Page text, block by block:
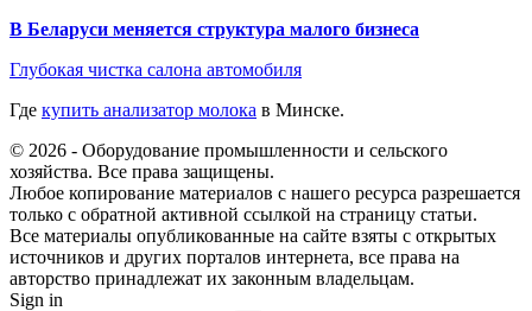
В Беларуси меняется структура малого бизнеса
Глубокая чистка салона автомобиля
Где купить анализатор молока в Минске.
© 2026 - Оборудование промышленности и сельского
хозяйства. Все права защищены.
Любое копирование материалов с нашего ресурса разрешается
только с обратной активной ссылкой на страницу статьи.
Все материалы опубликованные на сайте взяты с открытых
источников и других порталов интернета, все права на
авторство принадлежат их законным владельцам.
Sign in